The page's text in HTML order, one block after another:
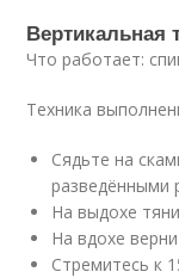
Вертикальная
Что работает:
Техника
Сядьте на
разведёнными
На выдохе
На вдохе
Стремитесь к